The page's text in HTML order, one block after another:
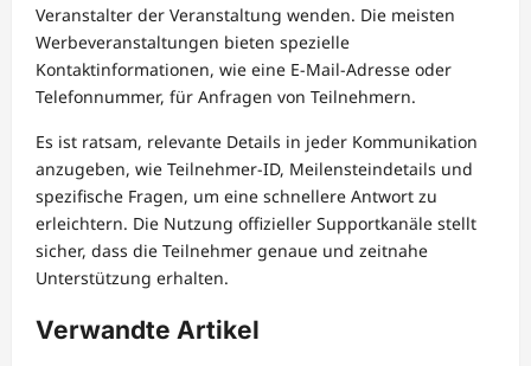
Veranstalter der Veranstaltung wenden. Die meisten
Werbeveranstaltungen bieten spezielle
Kontaktinformationen, wie eine E-Mail-Adresse oder
Telefonnummer, für Anfragen von Teilnehmern.
Es ist ratsam, relevante Details in jeder Kommunikation
anzugeben, wie Teilnehmer-ID, Meilensteindetails und
spezifische Fragen, um eine schnellere Antwort zu
erleichtern. Die Nutzung offizieller Supportkanäle stellt
sicher, dass die Teilnehmer genaue und zeitnahe
Unterstützung erhalten.
Verwandte Artikel